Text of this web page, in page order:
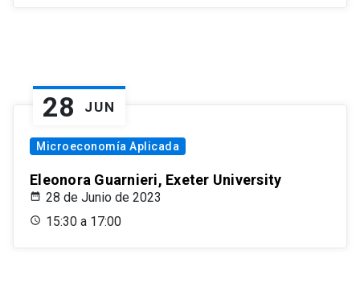
28 JUN
Microeconomía Aplicada
Eleonora Guarnieri, Exeter University
28 de Junio de 2023
15:30 a 17:00